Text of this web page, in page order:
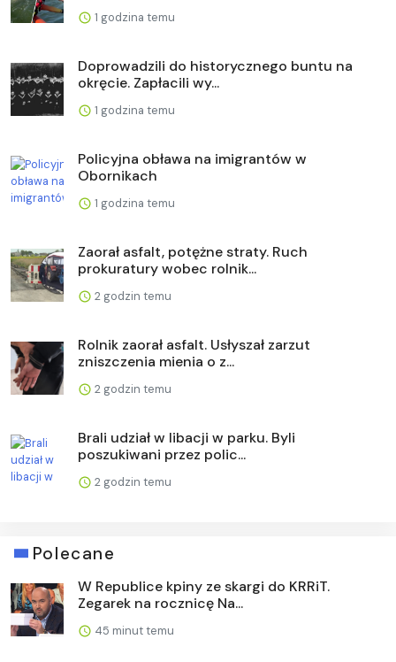
1 godzina temu
Doprowadzili do historycznego buntu na
okręcie. Zapłacili wy...
1 godzina temu
Policyjna obława na imigrantów w
Obornikach
1 godzina temu
Zaorał asfalt, potężne straty. Ruch
prokuratury wobec rolnik...
2 godzin temu
Rolnik zaorał asfalt. Usłyszał zarzut
zniszczenia mienia o z...
2 godzin temu
Brali udział w libacji w parku. Byli
poszukiwani przez polic...
2 godzin temu
Polecane
W Republice kpiny ze skargi do KRRiT.
Zegarek na rocznicę Na...
45 minut temu